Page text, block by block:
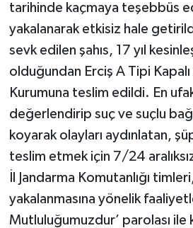
tarihinde kaçmaya teşebbüs
yakalanarak etkisiz hale
sevk edilen şahıs, 17 yıl
olduğundan Erciş A Tipi
Kurumuna teslim edildi. En
değerlendirip suç ve suçlu
koyarak olayları aydınlatan,
teslim etmek için 7/24
İl Jandarma Komutanlığı
yakalanmasına yönelik
Mutluluğumuzdur’ parolası ile